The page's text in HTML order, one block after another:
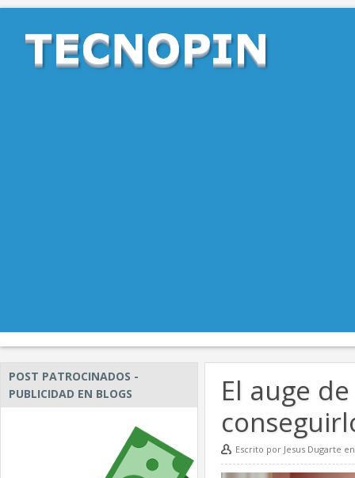
El auge
Escrito por Jesus Dugarte en
POST PATROCINADOS -
PUBLICIDAD EN BLOGS